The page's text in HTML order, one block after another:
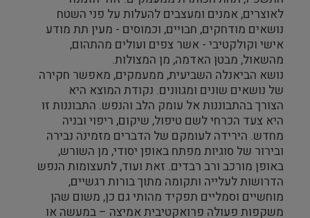
לאוצרים, אמנים ומעצבים להעלות על פני השטח
נושאים מודחקים, חבויים, וכמוסים - מעין תת מודע
אישי וקולקטיבי - אשר צפים ועולים מהתהום,
מהשאול, מבטן האדמה, מן המצולות.
נושא הביאנלה השביעית, ממעמקים, מאפשר חקירה
של נושאים שונים ומגוונים. נקודת המוצא היא
הצורך בהתבוננות אל עומק הלב והנפש. התבוננות זו
היא צעד הכרחי לשם טיפול, שיקום, ריפוי ובניה
מחדש. הירידה לעומקם של הדברים מזמינה נבירה
ובירור של סוגיות מפתח באופן יסודי, מן השורש,
באופן מורכב ורב רבדים. זאת ועוד, לתעצומות הנפש
הדרושות לעלייה ותקומה מתוך בורות רגשיים,
מוחשיים וסמליים תפקיד מהותי גם כן, משום שהן
משקפות פעולה פרואקטיבית אמיצה – במעשה או